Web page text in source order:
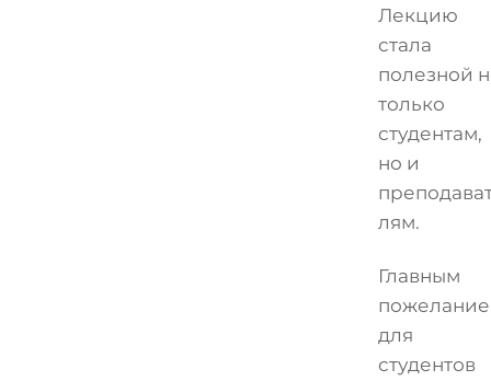
Лекцию
стала
полезной
только
студентам,
но и
лям.
Главным
для
студентов